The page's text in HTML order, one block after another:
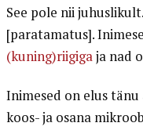
See pole nii
[paratamatus].
(kuning)riigigaja nad
Inimesed on elus
koos- ja osana